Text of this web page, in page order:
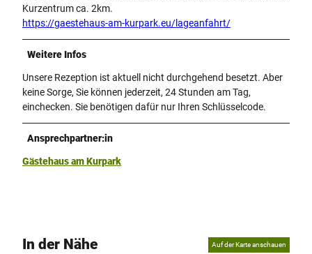
Kurzentrum ca. 2km.
https://gaestehaus-am-kurpark.eu/lageanfahrt/
Weitere Infos
Unsere Rezeption ist aktuell nicht durchgehend besetzt. Aber
keine Sorge, Sie können jederzeit, 24 Stunden am Tag,
einchecken. Sie benötigen dafür nur Ihren Schlüsselcode.
Ansprechpartner:in
Gästehaus am Kurpark
In der Nähe Auf der Karte anschauen